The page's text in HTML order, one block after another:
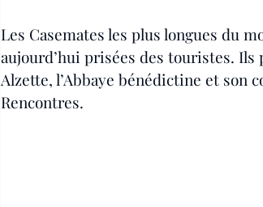
Les Casemates les plus longues du
aujourd’hui prisées des touristes.
Alzette, l’Abbaye bénédictine et son
Rencontres.